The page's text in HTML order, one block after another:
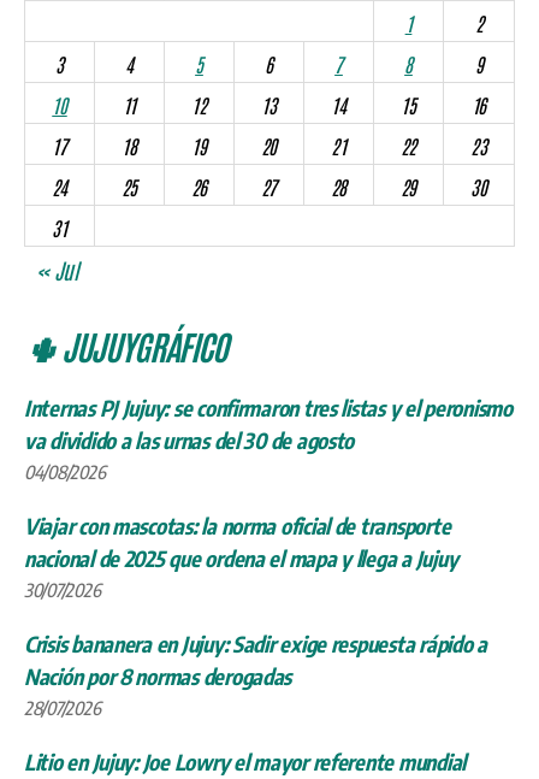
1
2
3
4 5 6 7 8
9
10
11 12 13 14 15
16
17
18 19 20 21 22
23
24
25 26 27 28 29
30
31
« Jul
🌵 JUJUYGRÁFICO
Internas PJ Jujuy: se confirmaron tres listas y el peronismo
va dividido a las urnas del 30 de agosto
04/08/2026
Viajar con mascotas: la norma oficial de transporte
nacional de 2025 que ordena el mapa y llega a Jujuy
30/07/2026
Crisis bananera en Jujuy: Sadir exige respuesta rápido a
Nación por 8 normas derogadas
28/07/2026
Litio en Jujuy: Joe Lowry el mayor referente mundial